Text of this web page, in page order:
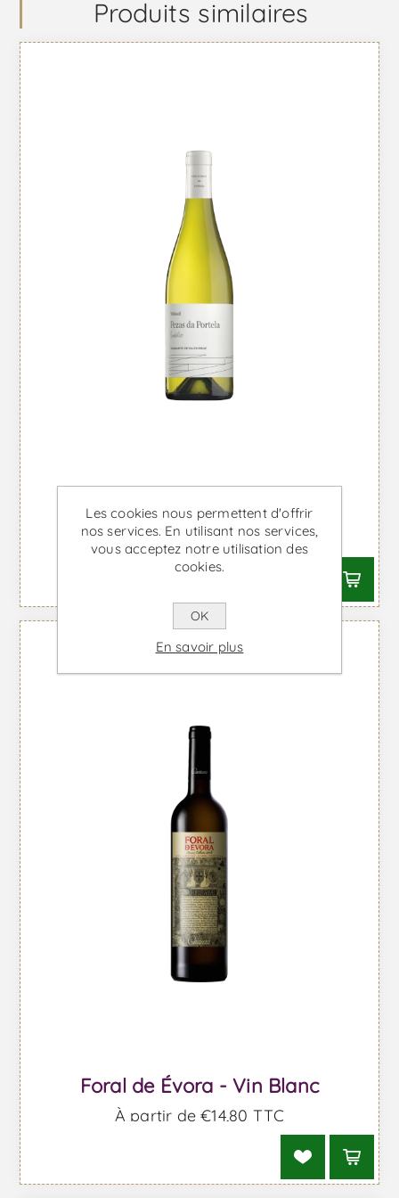
Produits similaires
Pezas de Portela - Vin Blanc
À partir de €50,24 TTC
Foral de Évora - Vin Blanc
À partir de €14,80 TTC
Les cookies nous permettent d'offrir
nos services. En utilisant nos services,
vous acceptez notre utilisation des
cookies.
OK
En savoir plus